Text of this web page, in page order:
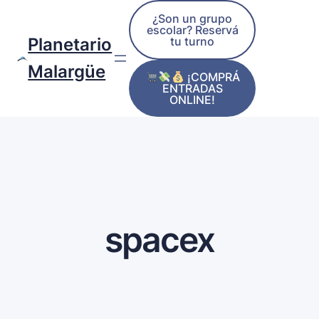
Planetario
Malargüe
¿Son un grupo
escolar? Reservá
tu turno
¡COMPRÁ
ENTRADAS
ONLINE!
spacex